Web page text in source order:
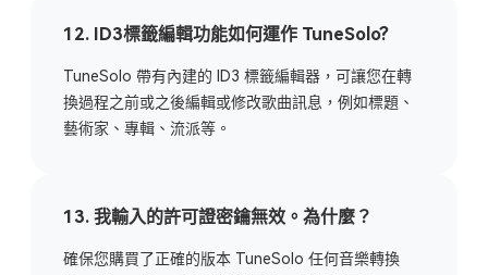
12. ID3標籤編輯功能如何運作 TuneSolo?
TuneSolo 帶有內建的 ID3 標籤編輯器，可讓您在轉
換過程之前或之後編輯或修改歌曲訊息，例如標題、
藝術家、專輯、流派等。
13. 我輸入的許可證密鑰無效。為什麼？
確保您購買了正確的版本 TuneSolo 任何音樂轉換